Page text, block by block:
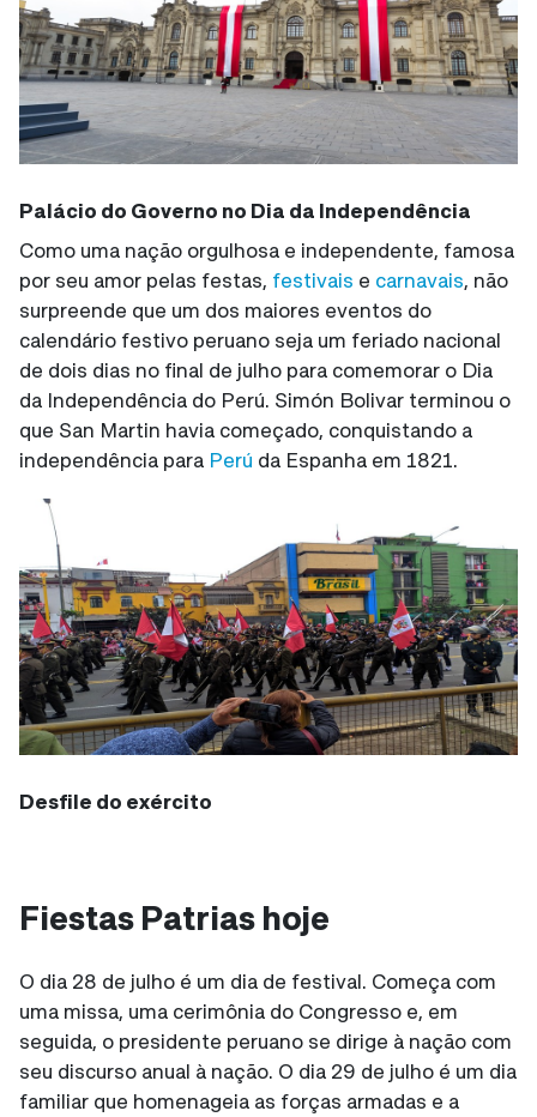
Palácio do Governo no Dia da Independência
Como uma nação orgulhosa e independente, famosa
por seu amor pelas festas, festivais e carnavais, não
surpreende que um dos maiores eventos do
calendário festivo peruano seja um feriado nacional
de dois dias no final de julho para comemorar o Dia
da Independência do Perú. Simón Bolivar terminou o
que San Martin havia começado, conquistando a
independência para Perú da Espanha em 1821.
Desfile do exército
Fiestas Patrias hoje
O dia 28 de julho é um dia de festival. Começa com
uma missa, uma cerimônia do Congresso e, em
seguida, o presidente peruano se dirige à nação com
seu discurso anual à nação. O dia 29 de julho é um dia
familiar que homenageia as forças armadas e a